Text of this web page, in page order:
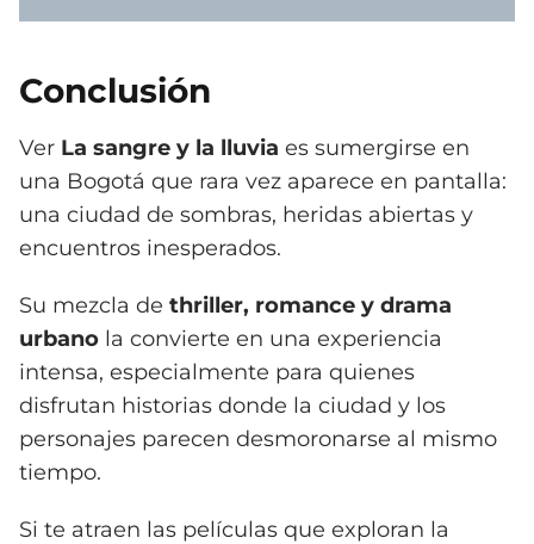
Conclusión
Ver La sangre y la lluvia es sumergirse en
una Bogotá que rara vez aparece en pantalla:
una ciudad de sombras, heridas abiertas y
encuentros inesperados.
Su mezcla de thriller, romance y drama
urbano la convierte en una experiencia
intensa, especialmente para quienes
disfrutan historias donde la ciudad y los
personajes parecen desmoronarse al mismo
tiempo.
Si te atraen las películas que exploran la